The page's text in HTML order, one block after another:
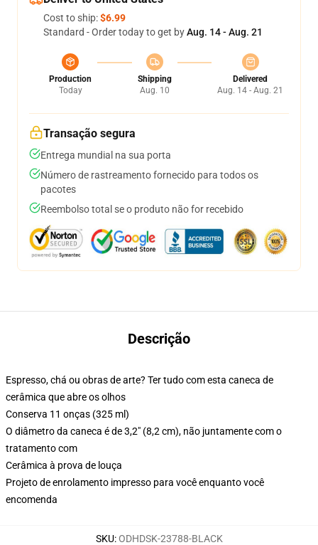
Cost to ship:$6.99
Standard - Order today to get byAug. 14 - Aug. 21
Production
Today
Shipping
Aug. 10
Delivered
Aug. 14 - Aug. 21
Transação segura
Entrega mundial na sua porta
Número de rastreamento fornecido para todos os
pacotes
Reembolso total se o produto não for recebido
Descrição
Espresso, chá ou obras de arte? Ter tudo com esta caneca de
cerâmica que abre os olhos
Conserva 11 onças (325 ml)
O diâmetro da caneca é de 3,2" (8,2 cm), não juntamente com o
tratamento com
Cerâmica à prova de louça
Projeto de enrolamento impresso para você enquanto você
encomenda
SKU:ODHDSK-23788-BLACK